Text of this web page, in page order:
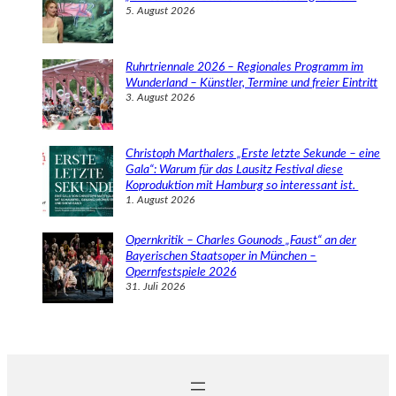
5. August 2026
Ruhrtriennale 2026 – Regionales Programm im
Wunderland – Künstler, Termine und freier Eintritt
3. August 2026
Christoph Marthalers „Erste letzte Sekunde – eine
Gala“: Warum für das Lausitz Festival diese
Koproduktion mit Hamburg so interessant ist.
1. August 2026
Opernkritik – Charles Gounods „Faust“ an der
Bayerischen Staatsoper in München –
Opernfestspiele 2026
31. Juli 2026